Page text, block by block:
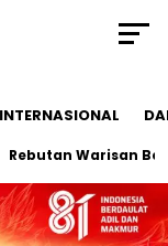
INTERNASIONAL
Warisan